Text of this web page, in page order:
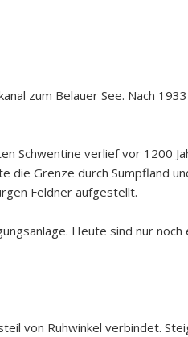
zum Belauer See. Nach
Schwentine verlief vor 1200
die Grenze durch Sumpfland
Feldner aufgestellt.
Heute sind nur
von Ruhwinkel verbindet.